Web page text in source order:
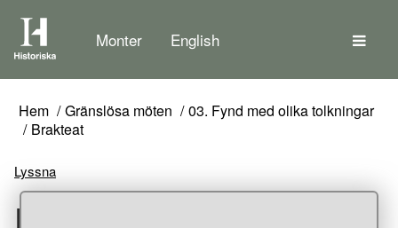
Monter English
Hem Gränslösa möten
03. Fynd med olika tolkningar
Brakteat
Lyssna